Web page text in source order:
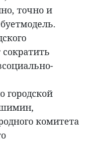
точно и
городской
комитета